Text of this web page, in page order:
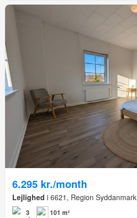
6.295 kr./month
Lejlighed i 6621, Region Syddanmark
3 101 m²